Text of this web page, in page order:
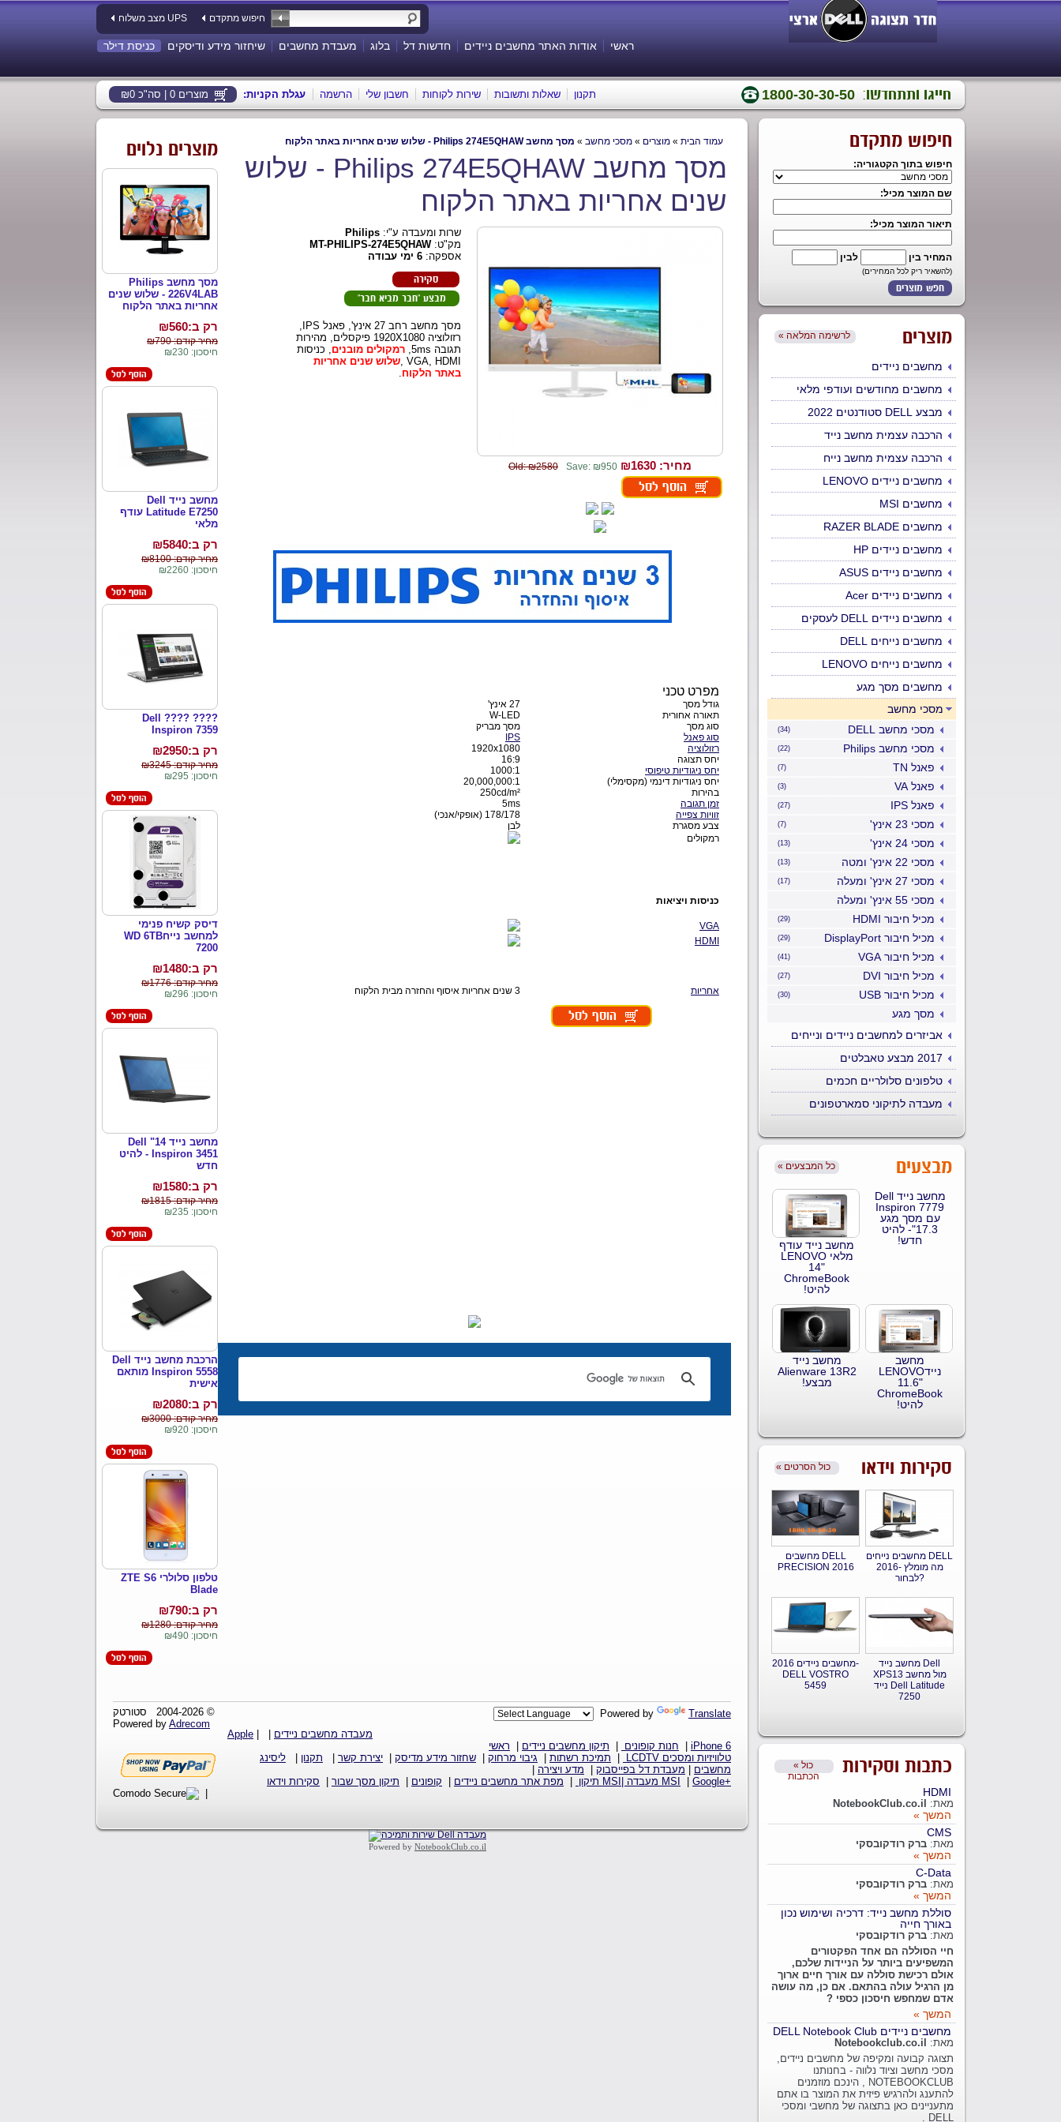
חיפוש מתקדם מצב משלוח UPS
כניסת דילר שיחזור מידע ודיסקים מעבדת מחשבים בלוג חדשות דל אודות האתר מחשבים ניידים ראשי
מוצרים 0 | סה"כ ₪0 :עגלת הקניות הרשמה חשבון שלי שירות לקוחות שאלות ותשובות תקנון חייגו ותתחדשו: 1800-30-30-50
חיפוש מתקדם
חיפוש בתוך הקטגוריה:
שם המוצר מכיל:
תיאור המוצר מכיל:
המחיר בין לבין
(להשאיר ריק לכל המחירים)
« לרשימה המלאה מוצרים
מחשבים ניידים
מחשבים מחודשים ועודפי מלאי
מבצע DELL סטודנטים 2022
הרכבה עצמית מחשב נייד
הרכבה עצמית מחשב נייח
מחשבים ניידים LENOVO
מחשבים MSI
מחשבים RAZER BLADE
מחשבים ניידים HP
מחשבים ניידים ASUS
מחשבים ניידים Acer
מחשבים ניידים DELL לעסקים
מחשבים נייחים DELL
מחשבים נייחים LENOVO
מחשבים מסך מגע
מסכי מחשב
(34) מסכי מחשב DELL
(22) מסכי מחשב Philips
(7) פאנל TN
(3) פאנל VA
(27) פאנל IPS
(7) מסכי 23 אינץ'
(13) מסכי 24 אינץ'
(13) מסכי 22 אינץ' ומטה
(17)
מסכי 27 אינץ' ומעלה
מסכי 55 אינץ' ומעלה
(29) מכיל חיבור HDMI
(29) מכיל חיבור DisplayPort
(41) מכיל חיבור VGA
(27) מכיל חיבור DVI
(30)
מכיל חיבור USB
מסך מגע
אביזרים למחשבים ניידים ונייחים
2017 מבצע טאבלטים
טלפונים סלולריים חכמים
מעבדה לתיקוני סמארטפונים
« כל המבצעים מבצעים
מחשב נייד Dell
Inspiron 7779
עם מסך מגע
17.3"- להיט
חדש!
מחשב נייד עודף
מלאי LENOVO
14"
ChromeBook
להיט!
מחשב
ניידLENOVO
11.6"
ChromeBook
להיט!
מחשב נייד
Alienware 13R2
מבצע!
« כול הסרטים סקירות וידאו
מחשבים DELL
PRECISION 2016
מחשבים נייחים DELL
2016- מה מומלץ
לבחור?
מחשבים ניידים 2016-
DELL VOSTRO
5459
מחשב נייד Dell
XPS13 מול מחשב
נייד Dell Latitude
7250
« כול
הכתבות
כתבות וסקירות
HDMI
מאת: NotebookClub.co.il
המשך »
CMS
מאת: ברק רודקובסקי
המשך »
C-Data
מאת: ברק רודקובסקי
המשך »
סוללת מחשב נייד: דרכיה ושימוש נכון
באורך חייה
מאת: ברק רודקובסקי
חיי הסוללה הם אחד הפקטורים
המשפיעים ביותר על הניידות שלכם,
אולם רכישת סוללה עם אורך חיים ארוך
מן הרגיל עולה בהתאם. אם כן, מה עושה
אדם שמחפש חיסכון כספי ?
המשך »
מחשבים ניידים DELL Notebook Club
מאת:
Notebookclub.co.il
תצוגה קבועה ומקיפה של מחשבים ניידים,
מסכי מחשב וציוד נלווה - בחנותנו
NOTEBOOKCLUB , הינכם מוזמנים
להתענג ולהרגיש פיזית את המוצר בו אתם
מתעניינים כאן בתצוגה של מחשבי ומסכי
DELL .
עמוד הבית » מוצרים » מסכי מחשב » מסך מחשב Philips 274E5QHAW - שלוש שנים אחריות באתר הלקוח
מסך מחשב Philips 274E5QHAW - שלוש
שנים אחריות באתר הלקוח
מחיר: ₪ 1630
Old: ₪2580 Save: ₪950
שרות ומעבדה ע"י: Philips
מק"ט:MT-PHILIPS-274E5QHAW
אספקה: 6 ימי עבודה
סקירה
מבצע "חבר מביא חבר"
מסך מחשב רחב 27 אינץ', פאנל IPS,
רזולוציה 1920X1080 פיקסלים, מהירות
תגובה 5ms,
רמקולים מובנים, כניסות
VGA, HDMI , שלוש שנים אחריות
באתר הלקוח.
מפרט טכני
גודל מסך
27 אינץ'
תאורה אחורית
W-LED
סוג מסך
מסך מבריק
סוג פאנל
IPS
רזולוציה
1920x1080
יחס תצוגה
16:9
יחס ניגודיות טיפוסי
1000:1
יחס ניגודיות דינמי (מקסימלי)
20,000,000:1
בהירות
250cd/m²
זמן תגובה
5ms
זוויות צפייה
178/178 (אופקי/אנכי)
צבע מסגרת
לבן
רמקולים
כניסות ויציאות
VGA
HDMI
אחריות 3 שנים אחריות איסוף והחזרה מבית הלקוח
מוצרים נלוים
מסך מחשב Philips
226V4LAB - שלוש שנים
אחריות באתר הלקוח
רק ב:₪560
מחיר קודם: ₪790
חיסכון: ₪230
מחשב נייד Dell
Latitude E7250 עודף
מלאי
רק ב:₪5840
מחיר קודם: ₪8100
חיסכון: ₪2260
???? ???? Dell
Inspiron 7359
רק ב:₪2950
מחיר קודם: ₪3245
חיסכון: ₪295
דיסק קשיח פנימי
למחשב נייחWD 6TB
7200
רק ב:₪1480
מחיר קודם: ₪1776
חיסכון: ₪296
מחשב נייד 14" Dell
Inspiron 3451 - להיט
חדש
רק ב:₪1580
מחיר קודם: ₪1815
חיסכון: ₪235
הרכבת מחשב נייד Dell
Inspiron 5558 מותאם
אישית
רק ב:₪2080
מחיר קודם: ₪3000
חיסכון: ₪920
טלפון סלולרי ZTE S6
Blade
רק ב:₪790
מחיר קודם: ₪1280
חיסכון: ₪490
© 2004-2026 סטורטק
Adrecom
Powered by
Translate
מעבדה מחשבים ניידים
Apple
iPhone 6
חנות קופונים תיקון מחשבים ניידים
ראשי
טלוויזיות ומסכים LCDTV
תמיכת רשתות גיבוי מרחוק שחזור מידע מדיסק יצירת קשר תקנון
ליסינג
מחשבים
מעבדת דל בפייסבוק מדע ויצירה
Google+‎‏
MSI מעבדה |MSI תיקון מפת אתר מחשבים ניידים קופונים תיקון מסך שבור סקירות וידאו
Powered by NotebookClub.co.il